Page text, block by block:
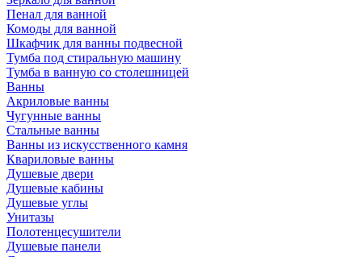
Пенал для ванной
Комоды для ванной
Шкафчик для ванны подвесной
Тумба под стиральную машину
Тумба в ванную со столешницей
Ванны
Акриловые ванны
Чугунные ванны
Стальные ванны
Ванны из искусственного камня
Квариловые ванны
Душевые двери
Душевые кабины
Душевые углы
Унитазы
Полотенцесушители
Душевые панели